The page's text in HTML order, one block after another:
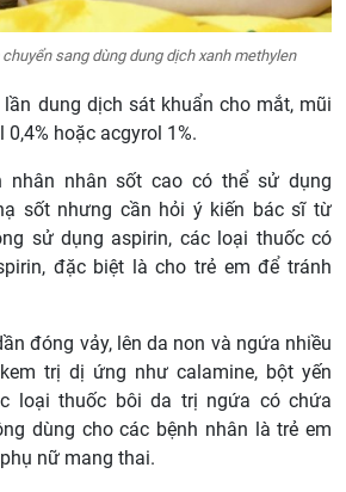
sang dùng dung dịch xanh methylen
dung dịch sát khuẩn cho mắt, mũi
hoặc acgyrol 1%.
nhân nhân sốt cao có thể sử dụng
sốt nhưng cần hỏi ý kiến bác sĩ từ
sử dụng aspirin, các loại thuốc có
đặc biệt là cho trẻ em để tránh
đóng vảy, lên da non và ngứa nhiều
trị dị ứng như calamine, bột yến
loại thuốc bôi da trị ngứa có chứa
dùng cho các bệnh nhân là trẻ em
nữ mang thai.